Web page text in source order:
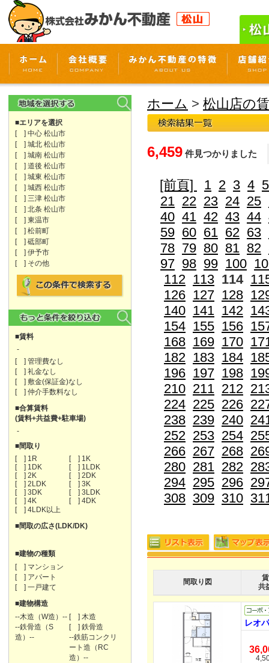
■エリアを選択
[ ] 中心 松山市
[ ] 城北 松山市
[ ] 城南 松山市
[ ] 道後 松山市
[ ] 城東 松山市
[ ] 城西 松山市
[ ] 三津 松山市
[ ] 北条 松山市
[ ] 東温市
[ ] 松前町
[ ] 砥部町
[ ] 伊予市
[ ] その他
■賃料
-
[ ] 管理費なし
[ ] 礼金なし
[ ] 敷金(保証金)なし
[ ] 仲介手数料なし
■合算賃料
(賃料+共益費+駐車場)
-
■間取り
[ ] 1R
[ ] 1K
[ ] 1DK
[ ] 1LDK
[ ] 2K
[ ] 2DK
[ ] 2LDK
[ ] 3K
[ ] 3DK
[ ] 3LDK
[ ] 4K
[ ] 4DK
[ ] 4LDK以上
■間取の広さ(LDK/DK)
■建物の種類
[ ] マンション
[ ] アパート
[ ] 一戸建て
■建物構造
--木造（W造）-- [ ] 木造
--鉄骨造（S
造）--
[ ] 鉄骨造
--鉄筋コンクリ
ート造（RC
造）--
ホーム > 松山店の
6,459 件見つかりました
[前頁] 1 2 3 4 5
21 22 23 24 25
40 41 42 43 44
59 60 61 62 63
78 79 80 81 82
97 98 99 100
112 113 114
126 127 128
140 141 142
154 155 156
168 169 170
182 183 184
196 197 198
210 211 212
224 225 226
238 239 240
252 253 254
266 267 268
280 281 282
294 295 296
308 309 310
間取り図
共
レオ